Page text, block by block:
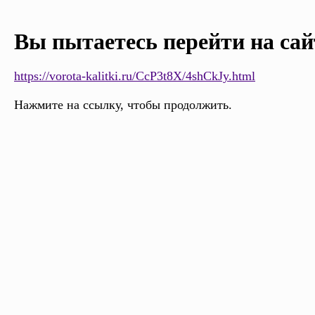
Вы пытаетесь перейти на
https://vorota-kalitki.ru/CcP3t8X/4shCkJy.html
Нажмите на ссылку, чтобы продолжить.